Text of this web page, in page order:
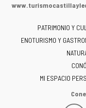
y
-
PATRIMONIO Y
ENOTURISMO Y
MI ESPACIO